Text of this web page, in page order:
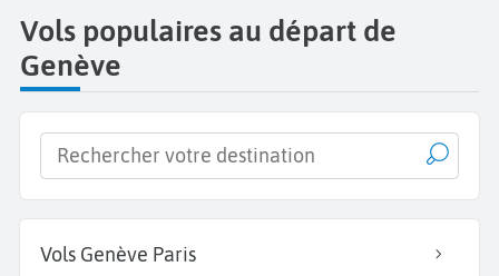
Vols populaires au départ de
Genève
Vols Genève Paris